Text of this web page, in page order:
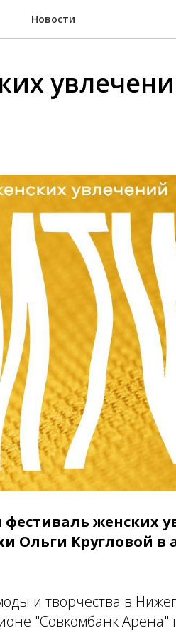
Новости
фестиваль женских
Ольги Кругловой в
и творчества в
"Совкомбанк Арена"